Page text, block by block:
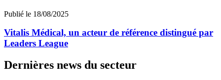
Publié le 18/08/2025
Vitalis Médical, un acteur de référence distingué par
Leaders League
Dernières news du secteur